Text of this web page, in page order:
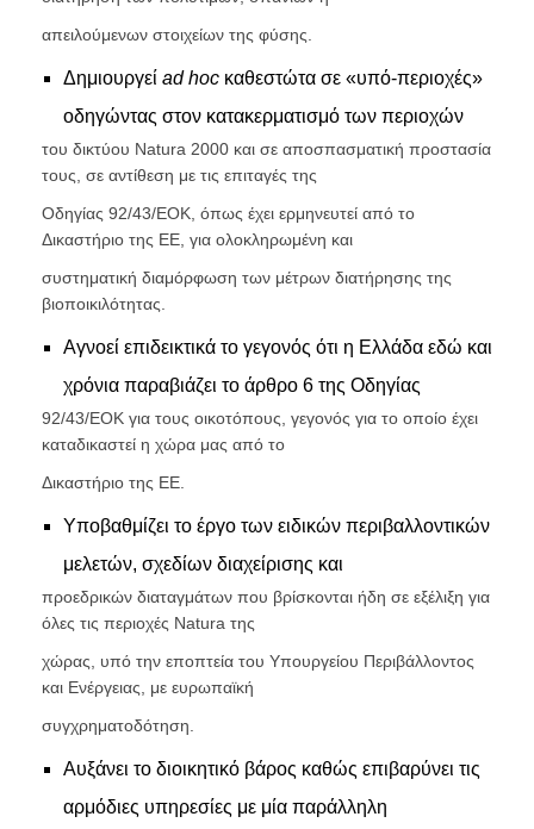
απειλούμενων στοιχείων της φύσης.
Δημιουργεί ad hoc καθεστώτα σε «υπό-περιοχές»
οδηγώντας στον κατακερματισμό των περιοχών
του δικτύου Natura 2000 και σε αποσπασματική προστασία
τους, σε αντίθεση με τις επιταγές της
Οδηγίας 92/43/ΕΟΚ, όπως έχει ερμηνευτεί από το
Δικαστήριο της ΕΕ, για ολοκληρωμένη και
συστηματική διαμόρφωση των μέτρων διατήρησης της
βιοποικιλότητας.
Αγνοεί επιδεικτικά το γεγονός ότι η Ελλάδα εδώ και
χρόνια παραβιάζει το άρθρο 6 της Οδηγίας
92/43/ΕΟΚ για τους οικοτόπους, γεγονός για το οποίο έχει
καταδικαστεί η χώρα μας από το
Δικαστήριο της ΕΕ.
Υποβαθμίζει το έργο των ειδικών περιβαλλοντικών
μελετών, σχεδίων διαχείρισης και
προεδρικών διαταγμάτων που βρίσκονται ήδη σε εξέλιξη για
όλες τις περιοχές Natura της
χώρας, υπό την εποπτεία του Υπουργείου Περιβάλλοντος
και Ενέργειας, με ευρωπαϊκή
συγχρηματοδότηση.
Αυξάνει το διοικητικό βάρος καθώς επιβαρύνει τις
αρμόδιες υπηρεσίες με μία παράλληλη